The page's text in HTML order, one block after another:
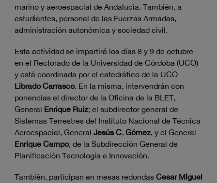
marino y aeroespacial de Andalucía. También, a
estudiantes, personal de las Fuerzas Armadas,
administración autonómica y sociedad civil.
Esta actividad se impartirá los días 8 y 9 de octubre
en el Rectorado de la Universidad de Córdoba (UCO)
y está coordinada por el catedrático de la UCO
Librado Carrasco. En la misma, intervendrán con
ponencias el director de la Oficina de la BLET,
General Enrique Ruiz; el subdirector general de
Sistemas Terrestres del Instituto Nacional de Técnica
Aeroespacial, General Jesús C. Gómez, y el General
Enrique Campo, de la Subdirección General de
Planificación Tecnología e Innovación.
También, participan en mesas redondas Cesar Miguel